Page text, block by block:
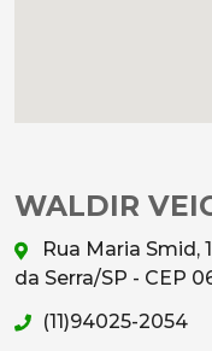
WALDIR
Rua Maria Smid,
da Serra/SP - CEP
(11)94025-2054